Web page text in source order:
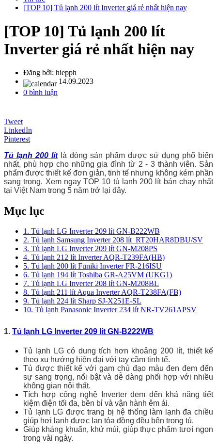
[TOP 10] Tủ lạnh 200 lít Inverter giá rẻ nhất hiện nay
[TOP 10] Tủ lạnh 200 lít
Inverter giá rẻ nhất hiện nay
Đăng bởi: hiepph
14.09.2023
0 bình luận
Tweet
LinkedIn
Pinterest
Tủ lạnh 200 lítlà dòng sản phẩm được sử dụng phổ biến
nhất, phù hợp cho những gia đình từ 2 - 3 thành viên. Sản
phẩm được thiết kế đơn giản, tinh tế nhưng không kém phần
sang trọng. Xem ngay TOP 10 tủ lạnh 200 lít bán chạy nhất
tại Việt Nam trong 5 năm trở lại đây.
Mục lục
1. Tủ lạnh LG Inverter 209 lít GN-B222WB
2. Tủ lạnh Samsung Inverter 208 lít RT20HAR8DBU/SV
3. Tủ lạnh LG Inverter 209 lít GN-M208PS
4. Tủ lạnh 212 lít Inverter AQR-T239FA(HB)
5. Tủ lạnh 200 lít Funiki Inverter FR-216ISU
6. Tủ lạnh 194 lít Toshiba GR-A25VM (UKG1)
7. Tủ lạnh LG Inverter 208 lít GN-M208BL
8. Tủ lạnh 211 lít Aqua Inverter AQR-T238FA(FB)
9. Tủ lạnh 224 lít Sharp SJ-X251E-SL
10. Tủ lạnh Panasonic Inverter 234 lít NR-TV261APSV
1. Tủ lạnh LG Inverter 209 lít GN-B222WB
Tủ lạnh LG có dung tích hơn khoảng 200 lít, thiết kế
theo xu hướng hiện đại với tay cầm tinh tế.
Tủ được thiết kế với gam chủ đạo màu đen đem đến
sự sang trọng, nổi bật và dễ dàng phối hợp với nhiều
không gian nội thất.
Tích hợp công nghệ Inverter đem đến khả năng tiết
kiệm điện tối đa, bền bỉ và vận hành êm ái.
Tủ lạnh LG được trang bị hệ thống làm lạnh đa chiều
giúp hơi lạnh được lan tỏa đồng đều bên trong tủ.
Giúp kháng khuẩn, khử mùi, giúp thực phẩm tươi ngon
trong vài ngày.